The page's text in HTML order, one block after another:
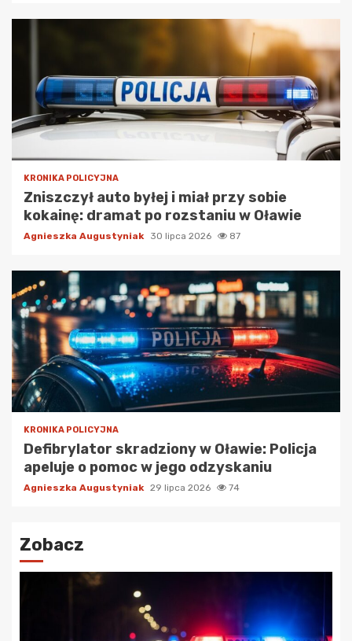
KRONIKA POLICYJNA
Zniszczył auto byłej i miał przy sobie
kokainę: dramat po rozstaniu w Oławie
Agnieszka Augustyniak 30 lipca 2026 87
KRONIKA POLICYJNA
Defibrylator skradziony w Oławie: Policja
apeluje o pomoc w jego odzyskaniu
Agnieszka Augustyniak 29 lipca 2026 74
Zobacz